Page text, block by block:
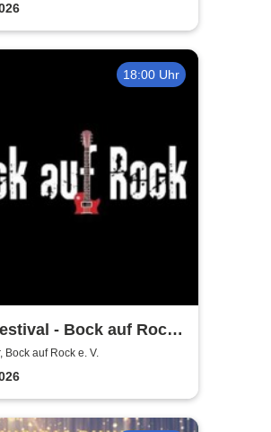
18:00 Uhr
- Bock auf Rock
e. V.
Bock auf Rock e. V.